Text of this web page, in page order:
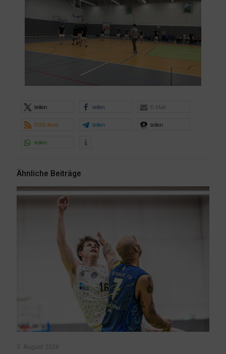
teilen teilen E-Mail
RSS-feed teilen teilen
teilen
Ähnliche Beiträge
3. August 2026